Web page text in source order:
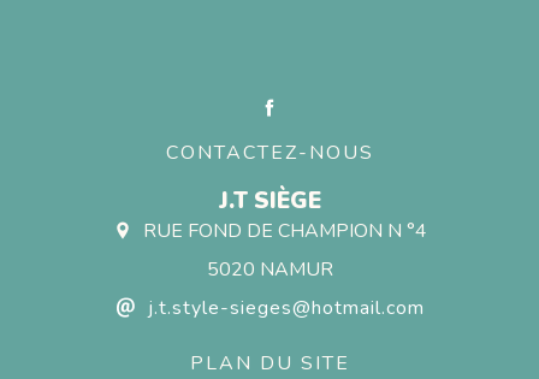
CONTACTEZ-NOUS
J.T SIÈGE
RUE FOND DE CHAMPION N °4
5020 NAMUR
j.t.style-sieges@hotmail.com
PLAN DU SITE